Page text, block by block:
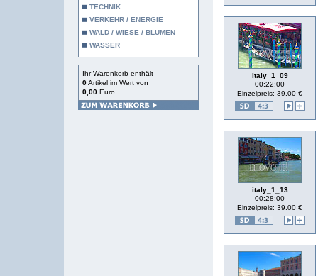
TECHNIK
VERKEHR / ENERGIE
WALD / WIESE / BLUMEN
WASSER
Ihr Warenkorb enthält
0Artikel im Wert von
0,00 Euro.
italy_1_09
00:22:00
Einzelpreis: 39.00 €
italy_1_13
00:28:00
Einzelpreis: 39.00 €